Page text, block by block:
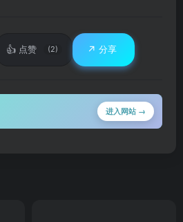
👍 点赞 (2) ↗️ 分享
进入网站 →